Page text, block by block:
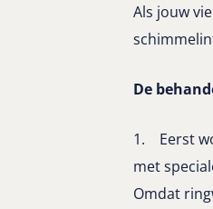
Als jouw
De
1. Eerst
met
Omdat